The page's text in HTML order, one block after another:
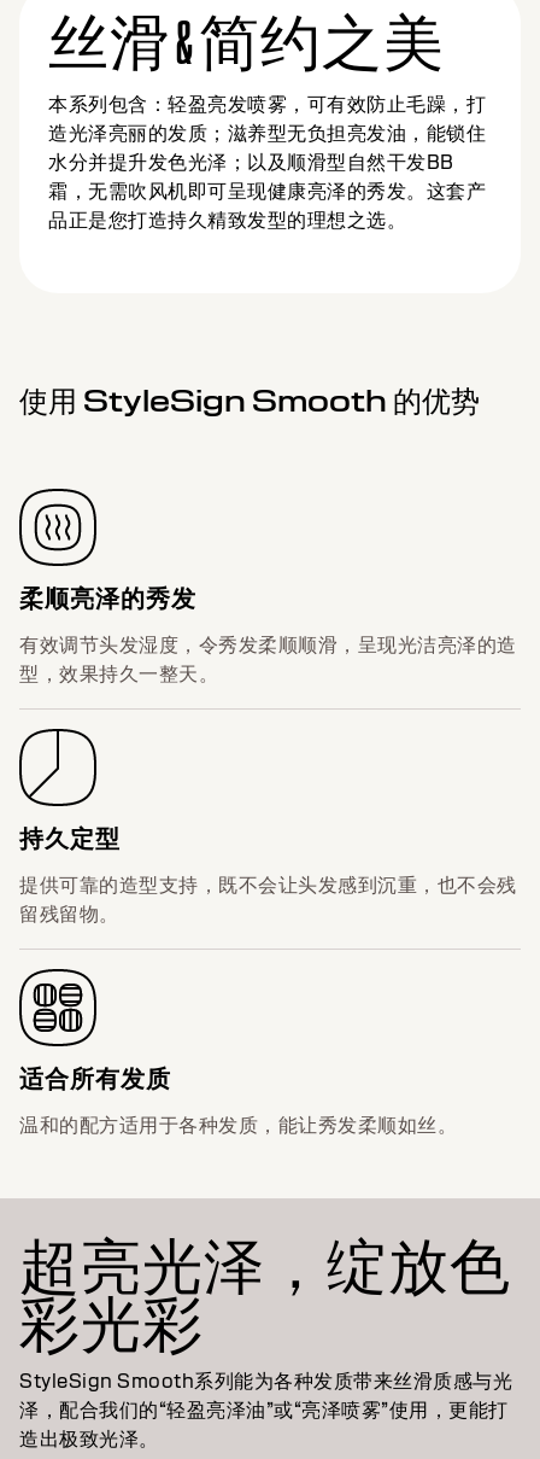
丝滑 & 简约之美
本系列包含：轻盈亮发喷雾，可有效防止毛躁，打
造光泽亮丽的发质；滋养型无负担亮发油，能锁住
水分并提升发色光泽；以及顺滑型自然干发BB
霜，无需吹风机即可呈现健康亮泽的秀发。这套产
品正是您打造持久精致发型的理想之选。
使用 StyleSign Smooth 的优势
柔顺亮泽的秀发
有效调节头发湿度，令秀发柔顺顺滑，呈现光洁亮泽的造
型，效果持久一整天。
持久定型
提供可靠的造型支持，既不会让头发感到沉重，也不会残
留残留物。
适合所有发质
温和的配方适用于各种发质，能让秀发柔顺如丝。
超亮光泽，绽放色
彩光彩
StyleSign Smooth系列能为各种发质带来丝滑质感与光
泽，配合我们的“轻盈亮泽油”或“亮泽喷雾”使用，更能打
造出极致光泽。